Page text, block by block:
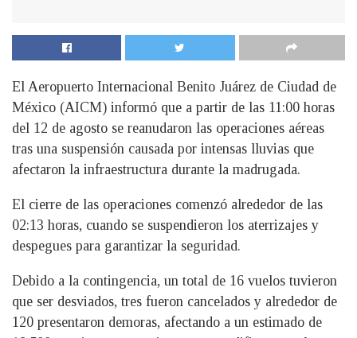
El Aeropuerto Internacional Benito Juárez de Ciudad de
México (AICM) informó que a partir de las 11:00 horas
del 12 de agosto se reanudaron las operaciones aéreas
tras una suspensión causada por intensas lluvias que
afectaron la infraestructura durante la madrugada.
El cierre de las operaciones comenzó alrededor de las
02:13 horas, cuando se suspendieron los aterrizajes y
despegues para garantizar la seguridad.
Debido a la contingencia, un total de 16 vuelos tuvieron
que ser desviados, tres fueron cancelados y alrededor de
120 presentaron demoras, afectando a un estimado de